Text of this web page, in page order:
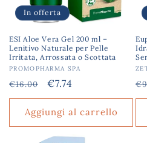
In offerta
ESI Aloe Vera Gel 200 ml –
Lenitivo Naturale per Pelle
Irritata, Arrossata o Scottata
Produttore:
PROMOPHARMA SPA
Prezzo
di
listino
€16.00
Prezzo
scontato
€7.74
Aggiungi al carrello
di